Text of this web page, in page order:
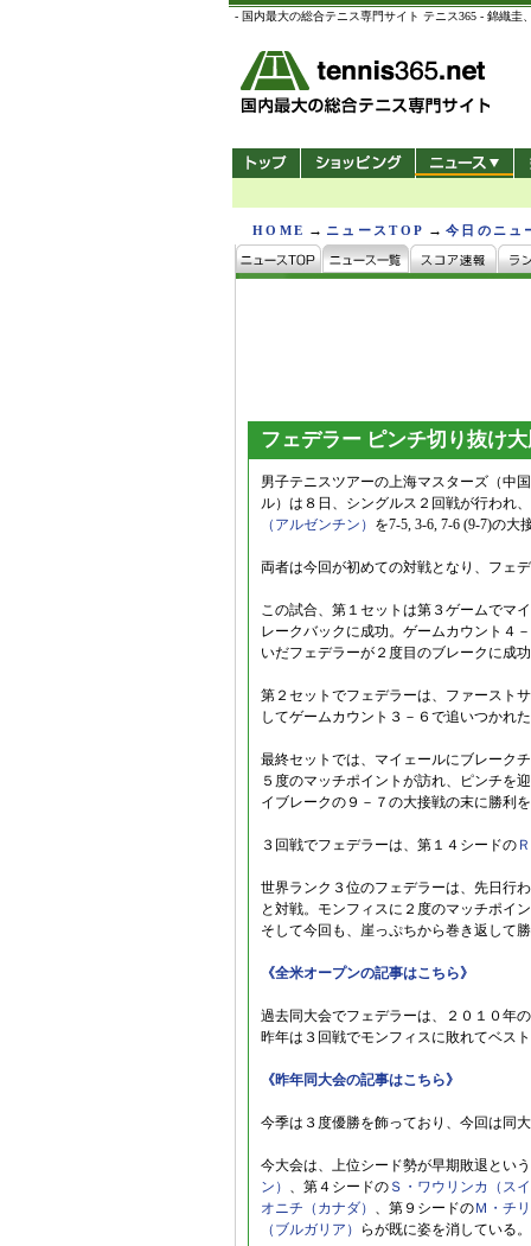
- 国内最大の総合テニス専門サイト テニス365 - 錦織
HOME → ニュースTOP →今日のニュ
フェデラー ピンチ切り抜け
男子テニスツアーの上海マスターズ（中
ル）は８日、シングルス２回戦が行われ
（アルゼンチン） を7-5, 3-6, 7-6 (9-7)の
両者は今回が初めての対戦となり、フェ
この試合、第１セットは第３ゲームでマ
レークバックに成功。ゲームカウント４
いだフェデラーが２度目のブレークに成
第２セットでフェデラーは、ファースト
してゲームカウント３－６で追いつかれ
最終セットでは、マイェールにブレーク
５度のマッチポイントが訪れ、ピンチを
イブレークの９－７の大接戦の末に勝利
３回戦でフェデラーは、第１４シードの
世界ランク３位のフェデラーは、先日行
と対戦。モンフィスに２度のマッチポイ
そして今回も、崖っぷちから巻き返して
《全米オープンの記事はこちら》
過去同大会でフェデラーは、２０１０年
昨年は３回戦でモンフィスに敗れてベス
《昨年同大会の記事はこちら》
今季は３度優勝を飾っており、今回は同
今大会は、上位シード勢が早期敗退とい
ン） 、第４シードの Ｓ・ワウリンカ（ス
オニチ（カナダ） 、第９シードのＭ・チ
（ブルガリア）
らが既に姿を消している。